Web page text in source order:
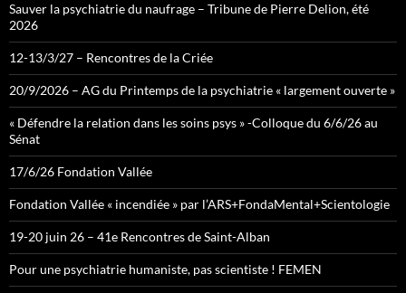
Sauver la psychiatrie du naufrage – Tribune de Pierre Delion, été
2026
12-13/3/27 – Rencontres de la Criée
20/9/2026 – AG du Printemps de la psychiatrie « largement ouverte »
« Défendre la relation dans les soins psys » -Colloque du 6/6/26 au
Sénat
17/6/26 Fondation Vallée
Fondation Vallée « incendiée » par l’ARS+FondaMental+Scientologie
19-20 juin 26 – 41e Rencontres de Saint-Alban
Pour une psychiatrie humaniste, pas scientiste ! FEMEN